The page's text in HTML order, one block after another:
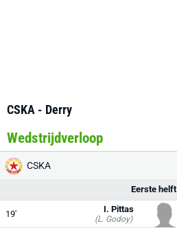
CSKA - Derry
Wedstrijdverloop
CSKA
Eerste helft
19' (L. Godoy)
I. Pittas